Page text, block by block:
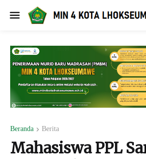
Beranda Berita
Mahasiswa PPL